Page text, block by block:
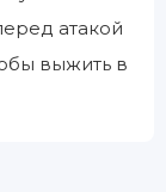
атакой
выжить в